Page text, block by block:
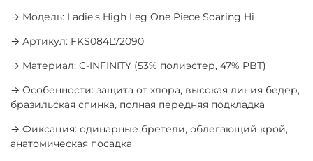
→ Модель: Ladie's High Leg One Piece Soaring Hi
→ Артикул: FKS084L72090
→ Материал: C-INFINITY (53% полиэстер, 47% PBT)
→ Особенности: защита от хлора, высокая линия бедер,
бразильская спинка, полная передняя подкладка
→ Фиксация: одинарные бретели, облегающий крой,
анатомическая посадка